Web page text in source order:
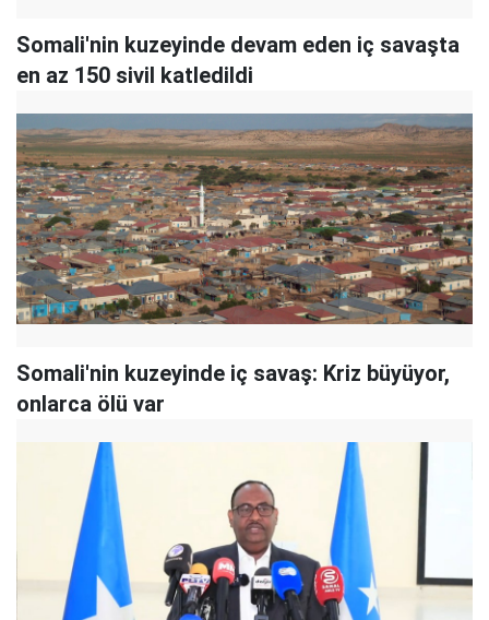
Somali'nin kuzeyinde devam eden iç savaşta
en az 150 sivil katledildi
Somali'nin kuzeyinde iç savaş: Kriz büyüyor,
onlarca ölü var